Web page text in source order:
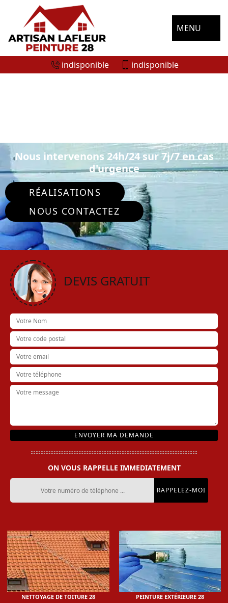
MENU
indisponible indisponible
Nous intervenons 24h/24 sur 7j/7 en cas
d'urgence
RÉALISATIONS
NOUS CONTACTEZ
DEVIS GRATUIT
ON VOUS RAPPELLE IMMEDIATEMENT
NETTOYAGE DE TOITURE 28 PEINTURE EXTÉRIEURE 28